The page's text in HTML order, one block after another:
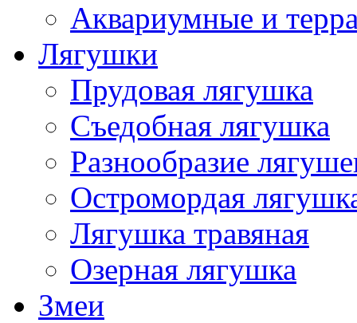
Аквариумные и
Лягушки
Прудовая лягушка
Съедобная лягушка
Разнообразие
Остромордая
Лягушка травяная
Озерная лягушка
Змеи